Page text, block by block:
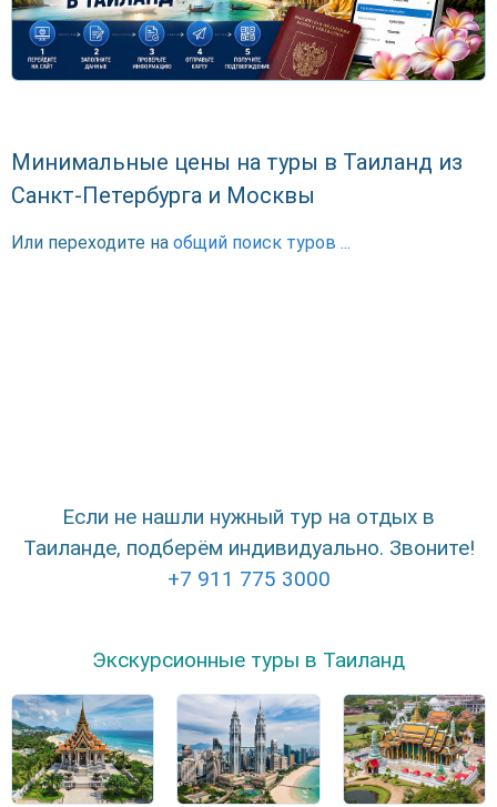
Минимальные цены на туры в Таиланд из
Санкт-Петербурга и Москвы
Или переходите на общий поиск туров ...
Если не нашли нужный тур на отдых в
Таиланде, подберём индивидуально. Звоните!
+7 911 775 3000
Экскурсионные туры в Таиланд